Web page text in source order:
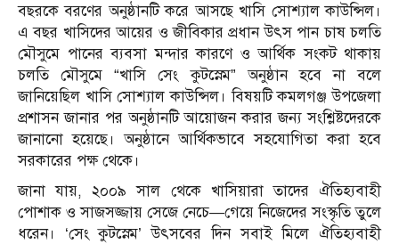
বছরকে বরণের অনুষ্ঠানটি করে আসছে খাসি সোশ্যাল কাউন্সিল।
এ বছর খাসিদের আয়ের ও জীবিকার প্রধান উৎস পান চাষ চলতি
মৌসুমে পানের ব্যবসা মন্দার কারণে ও আর্থিক সংকট থাকায়
চলতি মৌসুমে “খাসি সেং কুটস্নেম” অনুষ্ঠান হবে না বলে
জানিয়েছিল খাসি সোশ্যাল কাউন্সিল। বিষয়টি কমলগঞ্জ উপজেলা
প্রশাসন জানার পর অনুষ্ঠানটি আয়োজন করার জন্য সংশ্লিষ্টদেরকে
জানানো হয়েছে। অনুষ্ঠানে আর্থিকভাবে সহযোগিতা করা হবে
সরকারের পক্ষ থেকে।
জানা যায়, ২০০৯ সাল থেকে খাসিয়ারা তাদের ঐতিহ্যবাহী
পোশাক ও সাজসজ্জায় সেজে নেচে—গেয়ে নিজেদের সংস্কৃতি তুলে
ধরেন। ‘সেং কুটস্নেম’ উৎসবের দিন সবাই মিলে ঐতিহ্যবাহী